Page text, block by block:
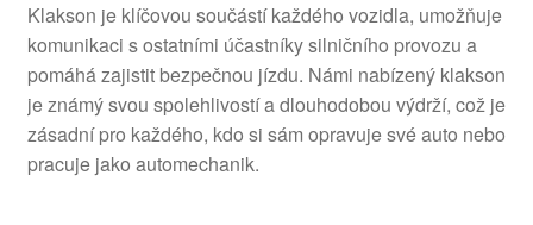
Klakson je klíčovou součástí každého vozidla, umožňuje
komunikaci s ostatními účastníky silničního provozu a
pomáhá zajistit bezpečnou jízdu. Námi nabízený klakson
je známý svou spolehlivostí a dlouhodobou výdrží, což je
zásadní pro každého, kdo si sám opravuje své auto nebo
pracuje jako automechanik.